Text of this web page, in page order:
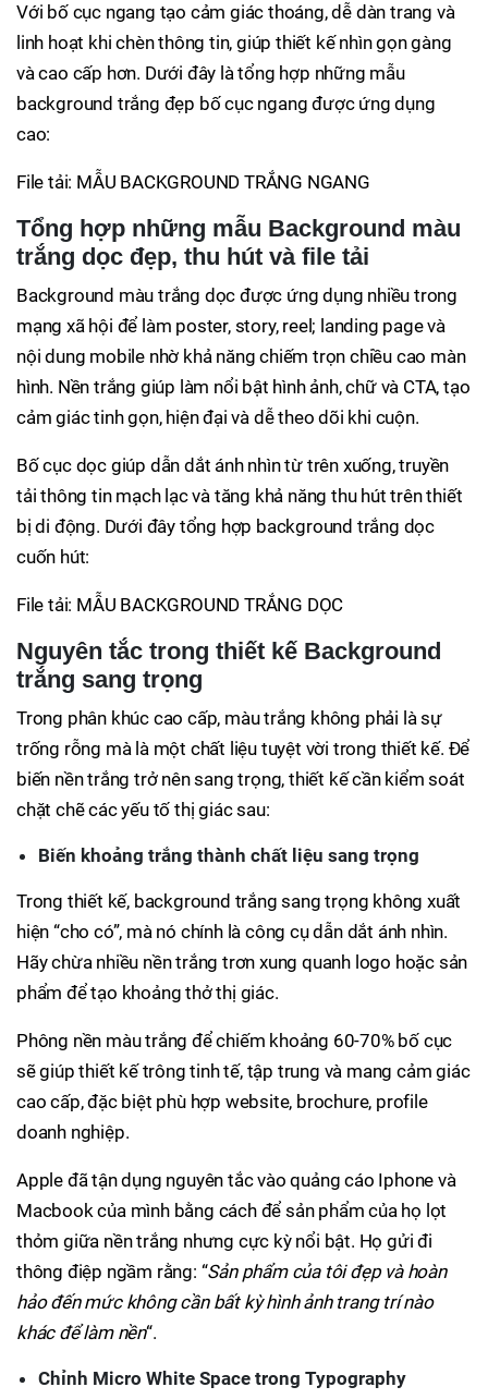
Với bố cục ngang tạo cảm giác thoáng, dễ dàn trang và
linh hoạt khi chèn thông tin, giúp thiết kế nhìn gọn gàng
và cao cấp hơn. Dưới đây là tổng hợp những mẫu
background trắng đẹp bố cục ngang được ứng dụng
cao:
File tải: MẪU BACKGROUND TRẮNG NGANG
Tổng hợp những mẫu Background màu
trắng dọc đẹp, thu hút và file tải
Background màu trắng dọc được ứng dụng nhiều trong
mạng xã hội để làm poster, story, reel; landing page và
nội dung mobile nhờ khả năng chiếm trọn chiều cao màn
hình. Nền trắng giúp làm nổi bật hình ảnh, chữ và CTA, tạo
cảm giác tinh gọn, hiện đại và dễ theo dõi khi cuộn.
Bố cục dọc giúp dẫn dắt ánh nhìn từ trên xuống, truyền
tải thông tin mạch lạc và tăng khả năng thu hút trên thiết
bị di động. Dưới đây tổng hợp background trắng dọc
cuốn hút:
File tải: MẪU BACKGROUND TRẮNG DỌC
Nguyên tắc trong thiết kế Background
trắng sang trọng
Trong phân khúc cao cấp, màu trắng không phải là sự
trống rỗng mà là một chất liệu tuyệt vời trong thiết kế. Để
biến nền trắng trở nên sang trọng, thiết kế cần kiểm soát
chặt chẽ các yếu tố thị giác sau:
Biến khoảng trắng thành chất liệu sang trọng
Trong thiết kế, background trắng sang trọng không xuất
hiện “cho có”, mà nó chính là công cụ dẫn dắt ánh nhìn.
Hãy chừa nhiều nền trắng trơn xung quanh logo hoặc sản
phẩm để tạo khoảng thở thị giác.
Phông nền màu trắng để chiếm khoảng 60-70% bố cục
sẽ giúp thiết kế trông tinh tế, tập trung và mang cảm giác
cao cấp, đặc biệt phù hợp website, brochure, profile
doanh nghiệp.
Apple đã tận dụng nguyên tắc vào quảng cáo Iphone và
Macbook của mình bằng cách để sản phẩm của họ lọt
thỏm giữa nền trắng nhưng cực kỳ nổi bật. Họ gửi đi
thông điệp ngầm rằng: “Sản phẩm của tôi đẹp và hoàn
hảo đến mức không cần bất kỳ hình ảnh trang trí nào
khác để làm nền“.
Chỉnh Micro White Space trong Typography